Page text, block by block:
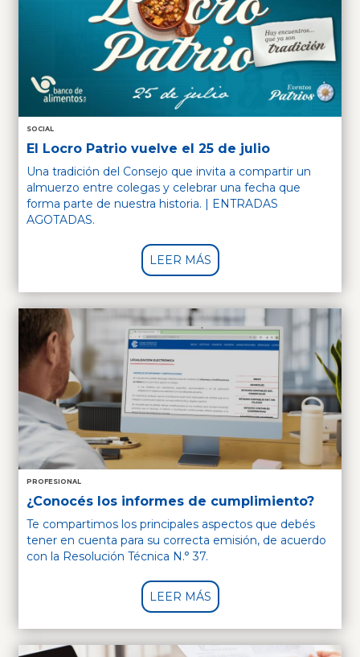
SOCIAL
El Locro Patrio vuelve el 25 de julio
Una tradición del Consejo que invita a compartir un
almuerzo entre colegas y celebrar una fecha que
forma parte de nuestra historia. | ENTRADAS
AGOTADAS.
LEER MÁS
PROFESIONAL
¿Conocés los informes de cumplimiento?
Te compartimos los principales aspectos que debés
tener en cuenta para su correcta emisión, de acuerdo
con la Resolución Técnica N.° 37.
LEER MÁS